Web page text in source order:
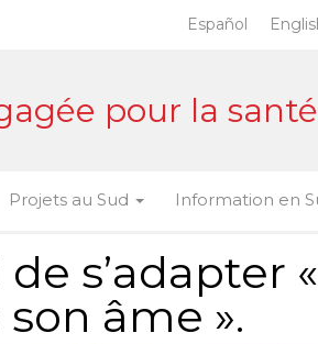
Español
pour la santé
Projets au Sud Information en
s’adapter
âme ».